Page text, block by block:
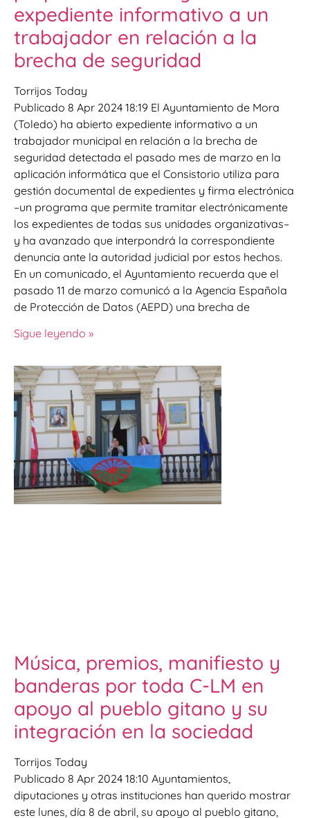
expediente informativo a un
trabajador en relación a la
brecha de seguridad
Torrijos Today
Publicado 8 Apr 2024 18:19 El Ayuntamiento de Mora
(Toledo) ha abierto expediente informativo a un
trabajador municipal en relación a la brecha de
seguridad detectada el pasado mes de marzo en la
aplicación informática que el Consistorio utiliza para
gestión documental de expedientes y firma electrónica
–un programa que permite tramitar electrónicamente
los expedientes de todas sus unidades organizativas–
y ha avanzado que interpondrá la correspondiente
denuncia ante la autoridad judicial por estos hechos.
En un comunicado, el Ayuntamiento recuerda que el
pasado 11 de marzo comunicó a la Agencia Española
de Protección de Datos (AEPD) una brecha de
Sigue leyendo »
Música, premios, manifiesto y
banderas por toda C-LM en
apoyo al pueblo gitano y su
integración en la sociedad
Torrijos Today
Publicado 8 Apr 2024 18:10 Ayuntamientos,
diputaciones y otras instituciones han querido mostrar
este lunes, día 8 de abril, su apoyo al pueblo gitano,